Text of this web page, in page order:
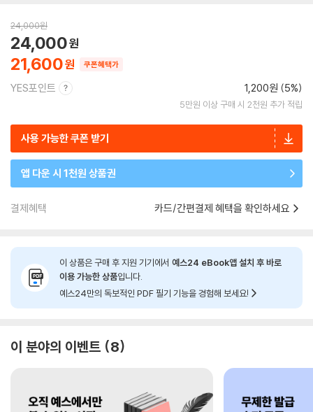
24,000원
21,600
24,000
쿠폰혜택가
YES포인트 1,200원 (5%)
5만원 이상 구매 시 2천원 추가 적립
사용 가능한 쿠폰 받기
앱 다운 시 1천원 상품권
결제혜택 카드/간편결제 혜택을 확인하세요
이 상품은 구매 후 지원 기기에서 예스24 eBook앱 설치 후 바로
이용 가능한 상품입니다.
예스24만의 독보적인 PDF 필기 기능을 경험해 보세요!
이 분야의 이벤트 8